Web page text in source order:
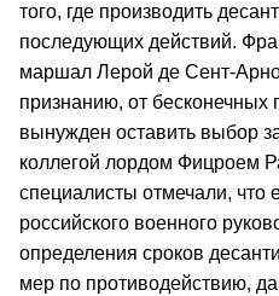
того, где производить
последующих действий.
маршал Лерой де Сент-
признанию, от
вынужден оставить выбор
коллегой лордом Фицроем
специалисты отмечали, что
российского военного
определения сроков
мер по противодействию,